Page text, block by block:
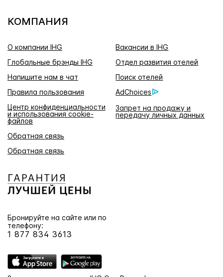
КОМПАНИЯ
О компании IHG
Вакансии в IHG
Глобальные брэнды IHG
Отдел развития отелей
Напишите нам в чат
Поиск отелей
Правила пользования
AdChoices
Центр конфиденциальности
и использования cookie-
файлов
Запрет на продажу и
передачу личных данных
Обратная связь
Обратная связь
Бронируйте на сайте или по
телефону:
1 877 834 3613